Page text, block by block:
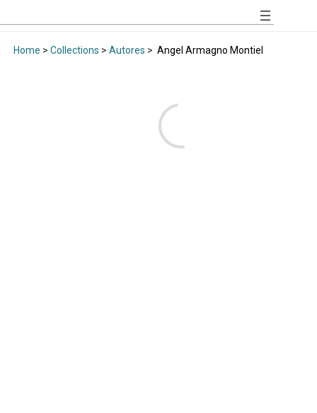
Home > Collections > Autores > Angel Armagno Montiel